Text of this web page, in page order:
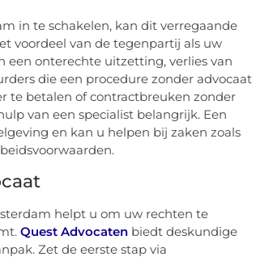
in te schakelen, kan dit verregaande
voordeel van de tegenpartij als uw
een onterechte uitzetting, verlies van
die een procedure zonder advocaat
te betalen of contractbreuken zonder
van een specialist belangrijk. Een
en kan u helpen bij zaken zoals
helpt u om uw rechten te
Quest Advocaten biedt deskundige
Zet de eerste stap via